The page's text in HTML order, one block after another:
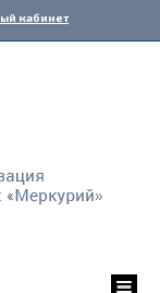
кабинет